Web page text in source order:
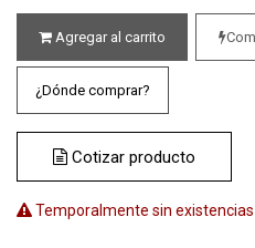
Agregar al carrito
¿Dónde comprar?
Cotizar producto
Temporalmente sin existencias